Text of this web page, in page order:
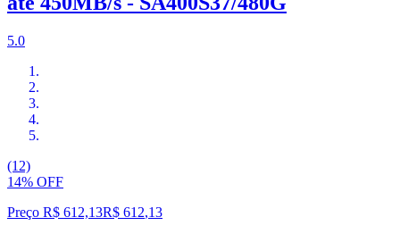
5.0
(12)
14% OFF
Preço R$ 612,13R$ 612,13